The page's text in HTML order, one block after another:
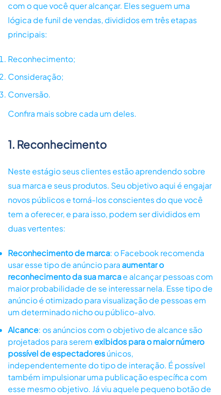
com o que você quer alcançar. Eles seguem uma
lógica de funil de vendas, divididos em três etapas
principais:
Reconhecimento;
Consideração;
Conversão.
Confira mais sobre cada um deles.
1. Reconhecimento
Neste estágio seus clientes estão aprendendo sobre
sua marca e seus produtos. Seu objetivo aqui é engajar
novos públicos e torná-los conscientes do que você
tem a oferecer, e para isso, podem ser divididos em
duas vertentes:
Reconhecimento de marca: o Facebook recomenda
usar esse tipo de anúncio para aumentar o
reconhecimento da sua marcae alcançar pessoas com
maior probabilidade de se interessar nela. Esse tipo de
anúncio é otimizado para visualização de pessoas em
um determinado nicho ou público-alvo.
Alcance: os anúncios com o objetivo de alcance são
projetados para serem exibidos para o maior número
possível de espectadoresúnicos,
independentemente do tipo de interação. É possível
também impulsionar uma publicação específica com
esse mesmo objetivo. Já viu aquele pequeno botão de